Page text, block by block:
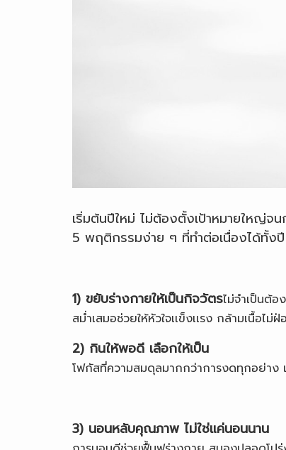
เริ่มต้นปีใหม่ ไม่ต้องตั้งเป้าหมายใหญ่
5 พฤติกรรมง่าย ๆ ที่ทำต่อเนื่องได้ทั้งปี
1) ขยับร่างกายให้เป็นกิจวัตรไม่จำเป็นต้
สม่ำเสมอช่วยให้หัวใจเเข็งเเรง กล้ามเนื้อไ
2) กินให้พอดี เลือกให้เป็น
โฟกัสที่ความสมดุลมากกว่าการงดทุกอย่าง
3) นอนหลับคุณภาพ ไม่ใช่แค่นอนนาน